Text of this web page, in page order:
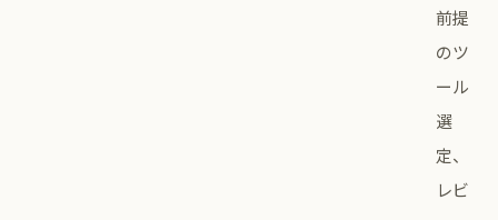
前提
のツ
ール
選
定、
レビ